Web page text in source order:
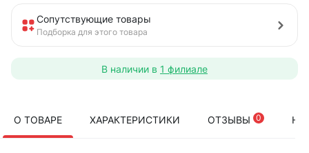
Сопутствующие товары
Подборка для этого товара
В наличии в 1 филиале
О ТОВАРЕ ХАРАКТЕРИСТИКИ ОТЗЫВЫ 0